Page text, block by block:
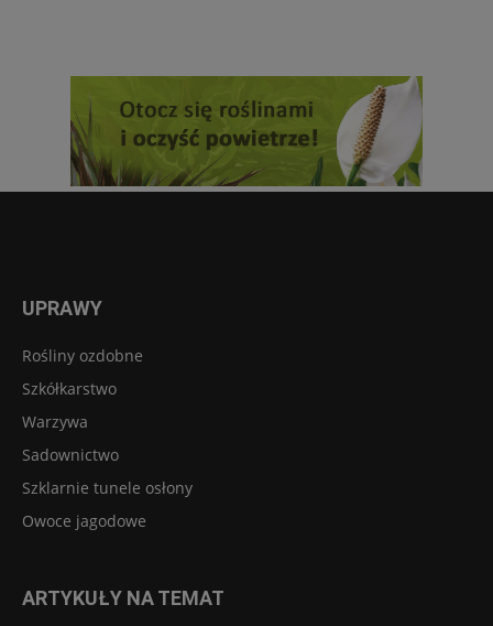
UPRAWY
Rośliny ozdobne
Szkółkarstwo
Warzywa
Sadownictwo
Szklarnie tunele osłony
Owoce jagodowe
ARTYKUŁY NA TEMAT